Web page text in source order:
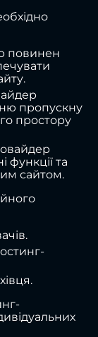
повинен
пропускну
простору
функції та
сайтом.